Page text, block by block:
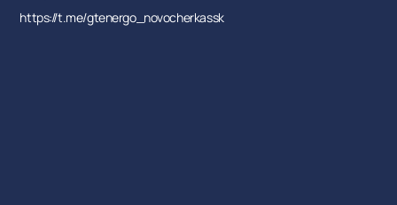
https://t.me/gtenergo_novocherkassk